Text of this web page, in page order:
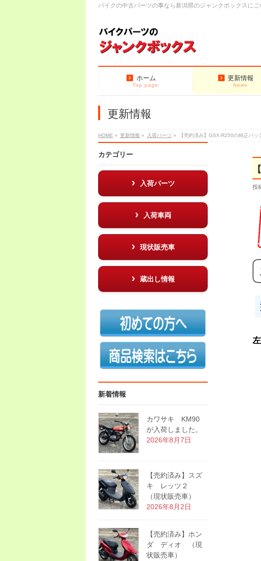
バイクの中古パーツの事なら新潟県のジャンクボックスにご
ホーム
Top page
更新情報
News
更新情報
HOME » 更新情報 » 入荷パーツ » 【売約済み】GSX-R250の純正バッ
投
カテゴリー
入荷パーツ
入荷車両
現状販売車
蔵出し情報
新着情報
カワサキ KM90
が入荷しました。
2026年8月7日
【売約済み】スズ
キ レッツ２
（現状販売車）
2026年8月2日
【売約済み】ホン
ダ ディオ （現
状販売車）